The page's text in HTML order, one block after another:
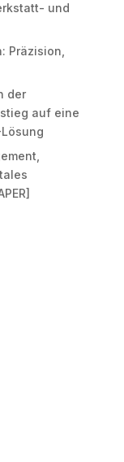
und
Präzision,
der
auf eine